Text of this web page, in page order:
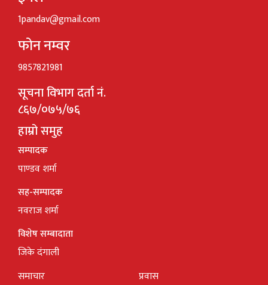
1pandav@gmail.com
फोन नम्वर
9857821981
सूचना विभाग दर्ता नं.
८६७/०७५/७६
हाम्रो समुह
सम्पादक
पाण्डव शर्मा
सह-सम्पादक
नवराज शर्मा
विशेष सम्बादाता
जिके दंगाली
समाचार
प्रवास